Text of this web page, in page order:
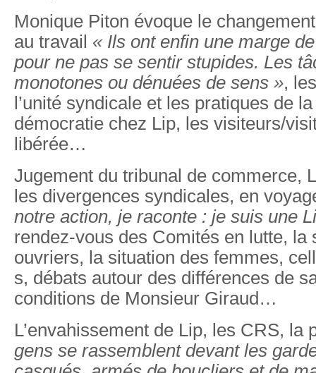
Monique Piton évoque le
au travail « Ils ont enfin une marge
pour ne pas se sentir stupides. Les
monotones ou dénuées de sens »,
l’unité syndicale et les pratiques de
démocratie chez Lip, les visiteurs/
libérée…
Jugement du tribunal de commerce,
les divergences syndicales, en
notre action, je raconte : je suis une
rendez-vous des Comités en lutte, la
ouvriers, la situation des femmes,
s, débats autour des différences de
conditions de Monsieur Giraud…
L’envahissement de Lip, les CRS, la
gens se rassemblent devant les